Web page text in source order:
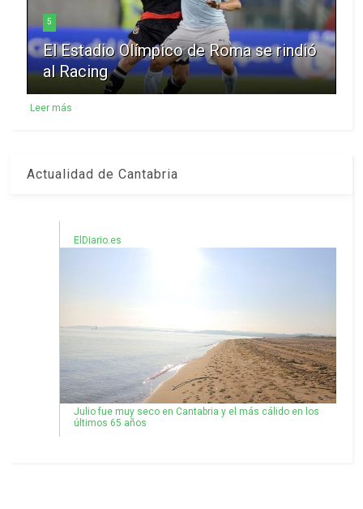
5
El Estadio Olímpico de Roma se rindió
al Racing
Leer más
Actualidad de Cantabria
ElDiario.es
Julio fue muy seco en Cantabria y el más cálido en los
últimos 65 años